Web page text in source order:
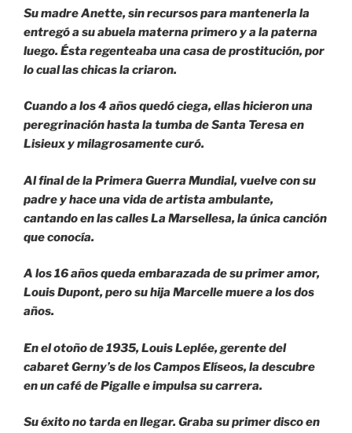
Su madre Anette, sin recursos para mantenerla la
entregó a su abuela materna primero y a la paterna
luego. Ésta regenteaba una casa de prostitución, por
lo cual las chicas la criaron.
Cuando a los 4 años quedó ciega, ellas hicieron una
peregrinación hasta la tumba de Santa Teresa en
Lisieux y milagrosamente curó.
Al final de la Primera Guerra Mundial, vuelve con su
padre y hace una vida de artista ambulante,
cantando en las calles La Marsellesa, la única canción
que conocía.
A los 16 años queda embarazada de su primer amor,
Louis Dupont, pero su hija Marcelle muere a los dos
años.
En el otoño de 1935, Louis Leplée, gerente del
cabaret Gerny’s de los Campos Elíseos, la descubre
en un café de Pigalle e impulsa su carrera.
Su éxito no tarda en llegar. Graba su primer disco en